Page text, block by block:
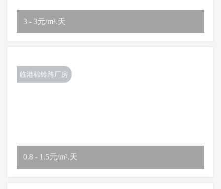
3 - 3元/m².天
临港棉铃路厂房
0.8 - 1.5元/m².天